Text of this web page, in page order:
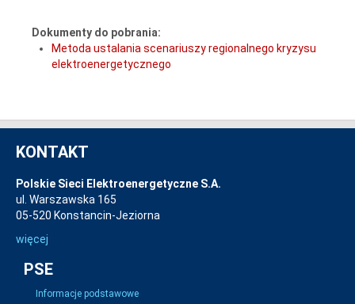
Dokumenty do pobrania:
Metoda ustalania scenariuszy regionalnego kryzysu
elektroenergetycznego
KONTAKT
Polskie Sieci Elektroenergetyczne S.A.
ul. Warszawska 165
05-520 Konstancin-Jeziorna
więcej
PSE
Informacje podstawowe